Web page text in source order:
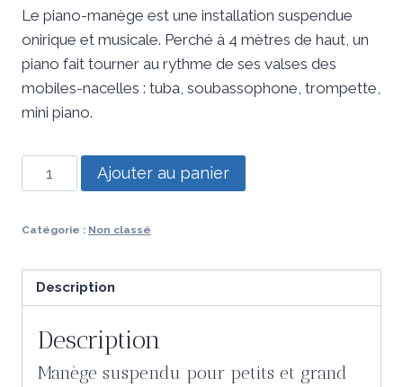
Le piano-manège est une installation suspendue
onirique et musicale. Perché à 4 mètres de haut, un
piano fait tourner au rythme de ses valses des
mobiles-nacelles : tuba, soubassophone, trompette,
mini piano.
quantité
de
pianO-
Ajouter au panier
Catégorie : Non classé
Description
Description
Manège suspendu pour petits et grand